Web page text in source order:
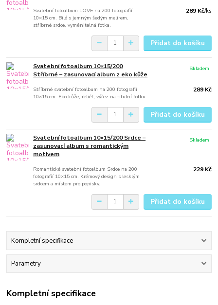
Svatební fotoalbum LOVE na 200 fotografií
10×15 cm. Bílé s jemným šedým melírem,
stříbrné srdce, vyměnitelná fotka.
289 Kč/ks
Přidat do košíku
Svatební fotoalbum 10×15/200
Stříbrné – zasunovací album z eko kůže
Stříbrné svatební fotoalbum na 200 fotografií
10×15 cm. Eko kůže, reliéf, výřez na titulní fotku.
289 Kč
Skladem
Přidat do košíku
Svatební fotoalbum 10×15/200 Srdce –
zasunovací album s romantickým
motivem
Romantické svatební fotoalbum Srdce na 200
fotografií 10×15 cm. Krémový design s lesklým
srdcem a místem pro popisky.
229 Kč
Skladem
Přidat do košíku
Kompletní specifikace
Parametry
Kompletní specifikace